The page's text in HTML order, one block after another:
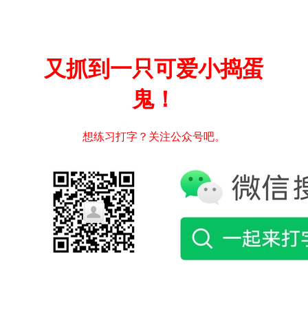
又抓到一只可爱小捣蛋
鬼！
想练习打字？关注公众号吧。